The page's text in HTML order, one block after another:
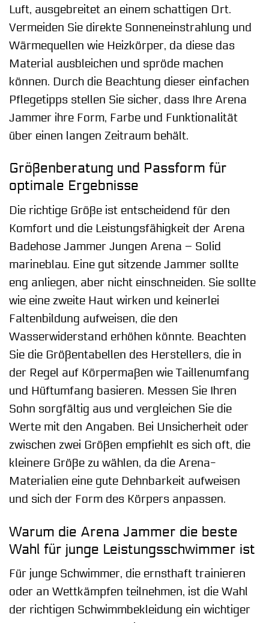
Luft, ausgebreitet an einem schattigen Ort.
Vermeiden Sie direkte Sonneneinstrahlung und
Wärmequellen wie Heizkörper, da diese das
Material ausbleichen und spröde machen
können. Durch die Beachtung dieser einfachen
Pflegetipps stellen Sie sicher, dass Ihre Arena
Jammer ihre Form, Farbe und Funktionalität
über einen langen Zeitraum behält.
Größenberatung und Passform für
optimale Ergebnisse
Die richtige Größe ist entscheidend für den
Komfort und die Leistungsfähigkeit der Arena
Badehose Jammer Jungen Arena – Solid
marineblau. Eine gut sitzende Jammer sollte
eng anliegen, aber nicht einschneiden. Sie sollte
wie eine zweite Haut wirken und keinerlei
Faltenbildung aufweisen, die den
Wasserwiderstand erhöhen könnte. Beachten
Sie die Größentabellen des Herstellers, die in
der Regel auf Körpermaßen wie Taillenumfang
und Hüftumfang basieren. Messen Sie Ihren
Sohn sorgfältig aus und vergleichen Sie die
Werte mit den Angaben. Bei Unsicherheit oder
zwischen zwei Größen empfiehlt es sich oft, die
kleinere Größe zu wählen, da die Arena-
Materialien eine gute Dehnbarkeit aufweisen
und sich der Form des Körpers anpassen.
Warum die Arena Jammer die beste
Wahl für junge Leistungsschwimmer ist
Für junge Schwimmer, die ernsthaft trainieren
oder an Wettkämpfen teilnehmen, ist die Wahl
der richtigen Schwimmbekleidung ein wichtiger